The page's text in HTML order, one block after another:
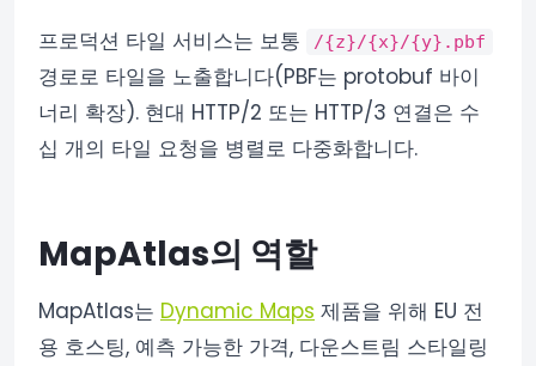
프로덕션 타일 서비스는 보통 /{z}/{x}/{y}.pbf
경로로 타일을 노출합니다(PBF는 protobuf 바이
너리 확장). 현대 HTTP/2 또는 HTTP/3 연결은 수
십 개의 타일 요청을 병렬로 다중화합니다.
MapAtlas의 역할
MapAtlas는 Dynamic Maps 제품을 위해 EU 전
용 호스팅, 예측 가능한 가격, 다운스트림 스타일링